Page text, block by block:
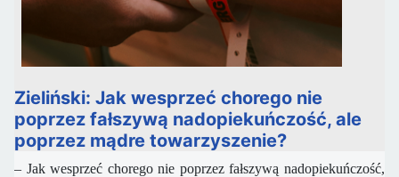
Zieliński: Jak wesprzeć chorego nie
poprzez fałszywą nadopiekuńczość, ale
poprzez mądre towarzyszenie?
– Jak wesprzeć chorego nie poprzez fałszywą nadopiekuńczość,